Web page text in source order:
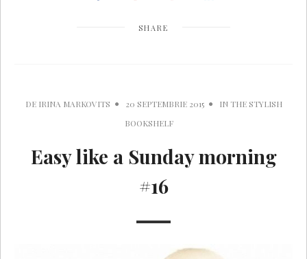
SHARE
DE IRINA MARKOVITS 20 SEPTEMBRIE 2015 INTHE STYLISH
BOOKSHELF
Easy like a Sunday morning
#16